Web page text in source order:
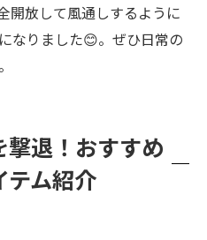
開放して風通しするように
なりました😊。ぜひ日常の
退！おすすめ
テム紹介